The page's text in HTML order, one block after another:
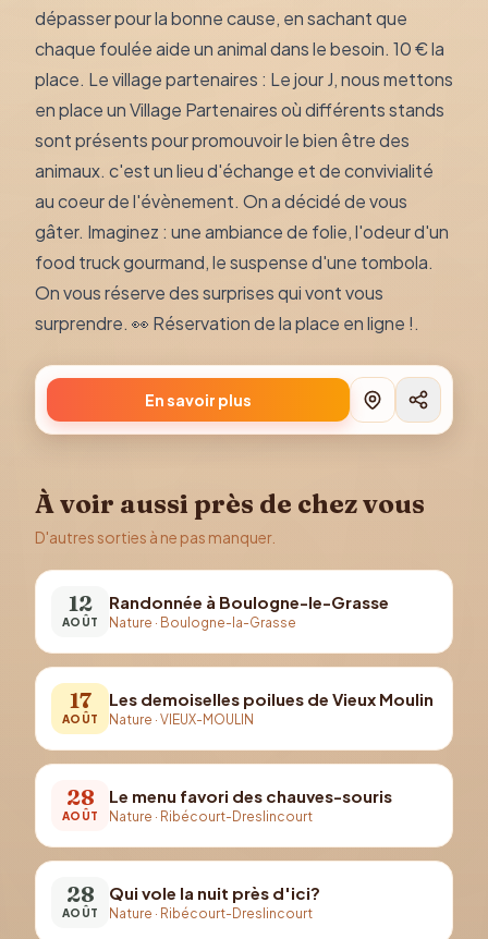
dépasser pour la bonne cause, en sachant que
chaque foulée aide un animal dans le besoin. 10 € la
place. Le village partenaires : Le jour J, nous mettons
en place un Village Partenaires où différents stands
sont présents pour promouvoir le bien être des
animaux. c'est un lieu d'échange et de convivialité
au coeur de l'évènement. On a décidé de vous
gâter. Imaginez : une ambiance de folie, l'odeur d'un
food truck gourmand, le suspense d'une tombola.
On vous réserve des surprises qui vont vous
surprendre. 👀 Réservation de la place en ligne !.
En savoir plus
À voir aussi près de chez vous
D'autres sorties à ne pas manquer.
12
AOÛT
Randonnée à Boulogne-le-Grasse
Nature · Boulogne-la-Grasse
17
AOÛT
Les demoiselles poilues de Vieux Moulin
Nature · VIEUX-MOULIN
28
AOÛT
Le menu favori des chauves-souris
Nature · Ribécourt-Dreslincourt
28
AOÛT
Qui vole la nuit près d'ici?
Nature · Ribécourt-Dreslincourt